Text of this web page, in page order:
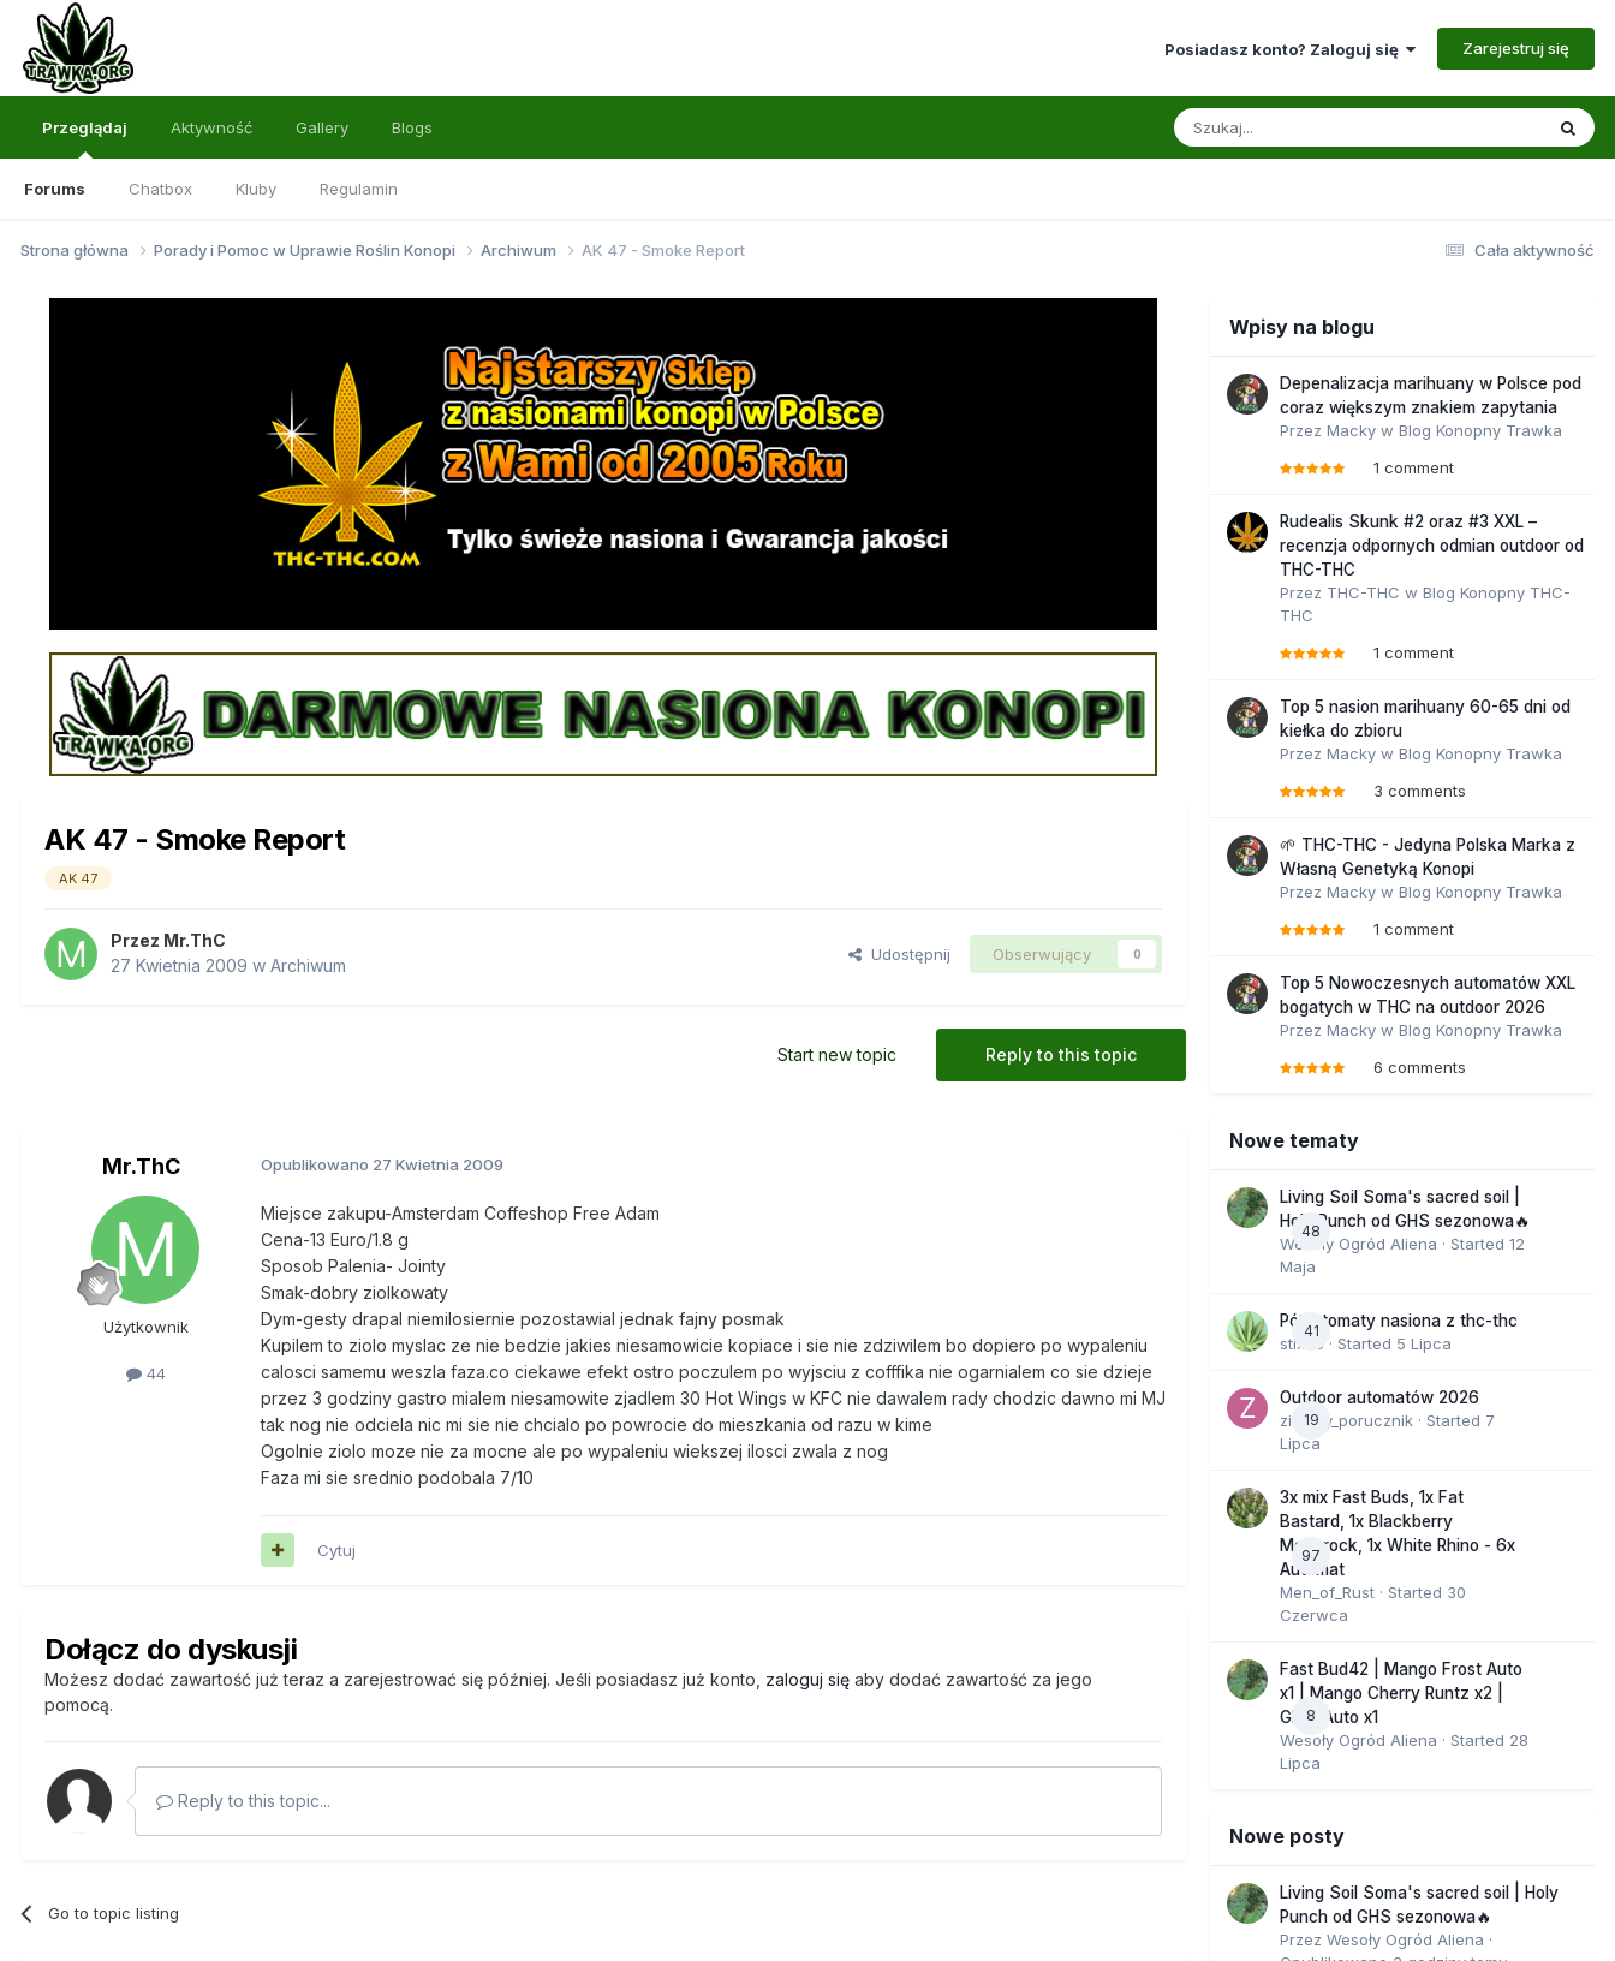
Posiadasz konto? Zaloguj się Zarejestruj się
Przeglądaj
Forums Chatbox Kluby Regulamin
Aktywność Gallery Blogs
Cała aktywność
Strona główna Porady i Pomoc w Uprawie Roślin Konopi Archiwum AK 47 - Smoke Report
AK 47 - Smoke Report
AK 47
Przez Mr.ThC
27 Kwietnia 2009 w Archiwum
Udostępnij Obserwujący 0
Reply to this topic
Start new topic
Mr.ThC
Użytkownik
44
Opublikowano 27 Kwietnia 2009
Miejsce zakupu-Amsterdam Coffeshop Free Adam
Cena-13 Euro/1.8 g
Sposob Palenia- Jointy
Smak-dobry ziolkowaty
Dym-gesty drapal niemilosiernie pozostawial jednak fajny posmak
Kupilem to ziolo myslac ze nie bedzie jakies niesamowicie kopiace i sie nie zdziwilem bo dopiero po wypaleniu
calosci samemu weszla faza.co ciekawe efekt ostro poczulem po wyjsciu z cofffika nie ogarnialem co sie dzieje
przez 3 godziny gastro mialem niesamowite zjadlem 30 Hot Wings w KFC nie dawalem rady chodzic dawno mi MJ
tak nog nie odciela nic mi sie nie chcialo po powrocie do mieszkania od razu w kime
Ogolnie ziolo moze nie za mocne ale po wypaleniu wiekszej ilosci zwala z nog
Faza mi sie srednio podobala 7/10
Cytuj
Dołącz do dyskusji
Możesz dodać zawartość już teraz a zarejestrować się później. Jeśli posiadasz już konto, zaloguj się aby dodać zawartość za jego
pomocą.
Reply to this topic...
Go to topic listing
Wpisy na blogu
Depenalizacja marihuany w Polsce pod
coraz większym znakiem zapytania
Przez Macky w Blog Konopny Trawka
1 comment
Rudealis Skunk #2 oraz #3 XXL –
recenzja odpornych odmian outdoor od
THC-THC
Przez THC-THC w Blog Konopny THC-
THC
1 comment
Top 5 nasion marihuany 60-65 dni od
kiełka do zbioru
Przez Macky w Blog Konopny Trawka
3 comments
🌱 THC-THC - Jedyna Polska Marka z
Własną Genetyką Konopi
Przez Macky w Blog Konopny Trawka
1 comment
Top 5 Nowoczesnych automatów XXL
bogatych w THC na outdoor 2026
Przez Macky w Blog Konopny Trawka
6 comments
Nowe tematy
48
Living Soil Soma's sacred soil |
Holy Punch od GHS sezonowa🔥
Wesoły Ogród Aliena · Started 12
Maja
41
Półautomaty nasiona z thc-thc
stix33 · Started 5 Lipca
19
Outdoor automatów 2026
zielony_porucznik · Started 7
Lipca
97
3x mix Fast Buds, 1x Fat
Bastard, 1x Blackberry
Moonrock, 1x White Rhino - 6x
Automat
Men_of_Rust · Started 30
Czerwca
8
Fast Bud42 | Mango Frost Auto
x1 | Mango Cherry Runtz x2 |
GMO Auto x1
Wesoły Ogród Aliena · Started 28
Lipca
Nowe posty
Living Soil Soma's sacred soil | Holy
Punch od GHS sezonowa🔥
Przez Wesoły Ogród Aliena ·